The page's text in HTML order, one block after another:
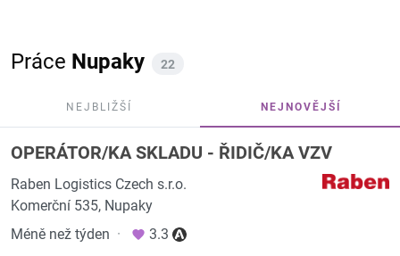
Práce Nupaky 22
NEJBLIŽŠÍ NEJNOVĚJŠÍ
OPERÁTOR/KA SKLADU - ŘIDIČ/KA VZV
Raben Logistics Czech s.r.o.
Komerční 535, Nupaky
Méně než týden · 3.3